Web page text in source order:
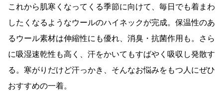
これから肌寒くなってくる季節に向けて、毎日でも着まわ
したくなるようなウールのハイネックが完成。保温性のあ
るウール素材は伸縮性にも優れ、消臭・抗菌作用も。さら
に吸湿速乾性も高く、汗をかいてもすばやく吸収し発散す
る。寒がりだけど汗っかき、そんなお悩みをもつ人にぜひ
おすすめの一着。